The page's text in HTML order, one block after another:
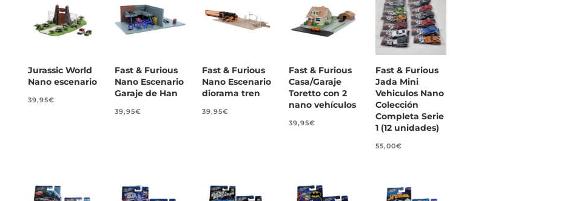
Jurassic World
Nano escenario
39,95€
Fast & Furious
Nano Escenario
Garaje de Han
39,95€
Fast & Furious
Nano Escenario
diorama tren
39,95€
Fast & Furious
Casa/Garaje
Toretto con 2
nano vehículos
39,95€
Fast & Furious
Jada Mini
Vehiculos Nano
Colección
Completa Serie
1 (12 unidades)
55,00€